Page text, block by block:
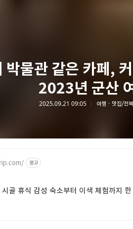
박물관 같은 카페,
2023년 군산
2025.09.21 09:05 여행 · 맛집/전
광고
골 휴식 감성 숙소부터 이색 체험까지